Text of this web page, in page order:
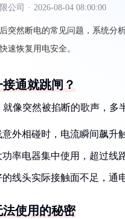
公司 · 2026-08-04 08:00:00
突然断电的常见问题，系统分
速恢复用电安全。
通就跳闸？
像突然被掐断的歌声，多
意外相碰时，电流瞬间飙
功率电器集中使用，超过
线头实际接触面不足，通
使用的秘密